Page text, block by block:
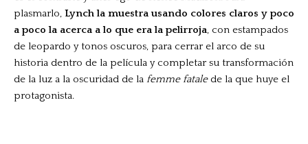
plasmarlo, Lynch la muestra usando colores claros y poco
a poco la acerca a lo que era la pelirroja, con estampados
de leopardo y tonos oscuros, para cerrar el arco de su
historia dentro de la película y completar su transformación
de la luz a la oscuridad de la femme fatalede la que huye el
protagonista.